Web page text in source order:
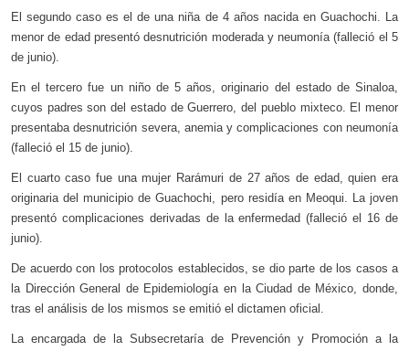
El segundo caso es el de una niña de 4 años nacida en Guachochi. La
menor de edad presentó desnutrición moderada y neumonía (falleció el 5
de junio).
En el tercero fue un niño de 5 años, originario del estado de Sinaloa,
cuyos padres son del estado de Guerrero, del pueblo mixteco. El menor
presentaba desnutrición severa, anemia y complicaciones con neumonía
(falleció el 15 de junio).
El cuarto caso fue una mujer Rarámuri de 27 años de edad, quien era
originaria del municipio de Guachochi, pero residía en Meoqui. La joven
presentó complicaciones derivadas de la enfermedad (falleció el 16 de
junio).
De acuerdo con los protocolos establecidos, se dio parte de los casos a
la Dirección General de Epidemiología en la Ciudad de México, donde,
tras el análisis de los mismos se emitió el dictamen oficial.
La encargada de la Subsecretaría de Prevención y Promoción a la